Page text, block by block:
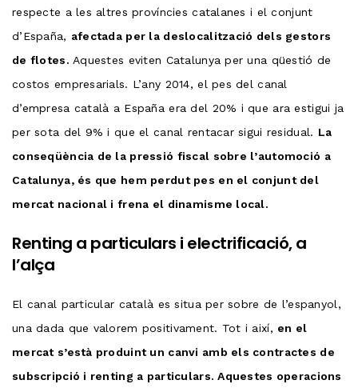
respecte a les altres províncies catalanes i el conjunt
d’España, afectada per la deslocalització dels gestors
de flotes. Aquestes eviten Catalunya per una qüestió de
costos empresarials. L’any 2014, el pes del canal
d’empresa català a España era del 20% i que ara estigui ja
per sota del 9% i que el canal rentacar sigui residual. La
conseqüència de la pressió fiscal sobre l’automoció a
Catalunya, és que hem perdut pes en el conjunt del
mercat nacional i frena el dinamisme local.
Renting a particulars i electrificació, a
l’alça
El canal particular català es situa per sobre de l’espanyol,
una dada que valorem positivament. Tot i així, en el
mercat s’està produint un canvi amb els contractes de
subscripció i renting a particulars. Aquestes operacions